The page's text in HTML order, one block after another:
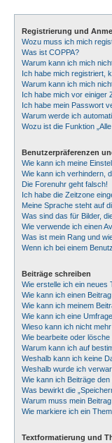
Registrierung und
Wozu muss ich mich
Was ist COPPA?
Warum kann ich mich
Ich habe mich registriert,
Warum kann ich mich
Ich habe mich vor einiger
Ich habe mein Passwort
Warum werde ich
Wozu ist die Funktion
Benutzerpräferenzen
Wie kann ich meine
Wie kann ich verhindern,
Die Forenuhr geht falsch!
Ich habe die Zeitzone
Meine Sprache steht auf
Was sind das für Bilder,
Wie verwende ich einen
Was ist mein Rang und
Wenn ich bei einem
Beiträge schreiben
Wie erstelle ich ein neues
Wie kann ich einen
Wie kann ich meinem
Wie kann ich eine
Wieso kann ich nicht
Wie bearbeite oder
Warum kann ich auf
Weshalb kann ich keine
Weshalb wurde ich
Wie kann ich Beiträge
Was bewirkt die
Warum muss mein
Wie markiere ich ein
Textformatierung und